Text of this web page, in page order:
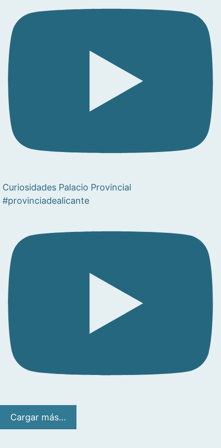
Curiosidades Palacio Provincial
#provinciadealicante
Cargar más...